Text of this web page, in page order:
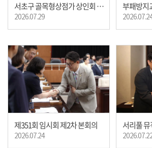
서초구 골목형상점가 상인회 연합회 창립총회
2026.07.29
부패방지
제351회 임시회 제2차 본회의
2026.07.24